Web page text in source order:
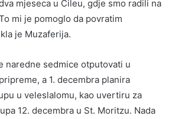
mjeseca u Čileu, gdje smo radili na
mi je pomoglo da povratim
je Muzaferija.
naredne sedmice otputovati u
a 1. decembra planira
u veleslalomu, kao uvertiru za
12. decembra u St. Moritzu. Nada